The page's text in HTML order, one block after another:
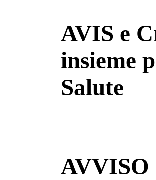
AVIS e
insieme
Salute